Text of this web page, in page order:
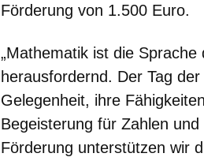
Förderung von 1.500 Euro.
„Mathematik ist die
herausfordernd. Der Tag
Gelegenheit, ihre
Begeisterung für Zahlen
Förderung unterstützen wir